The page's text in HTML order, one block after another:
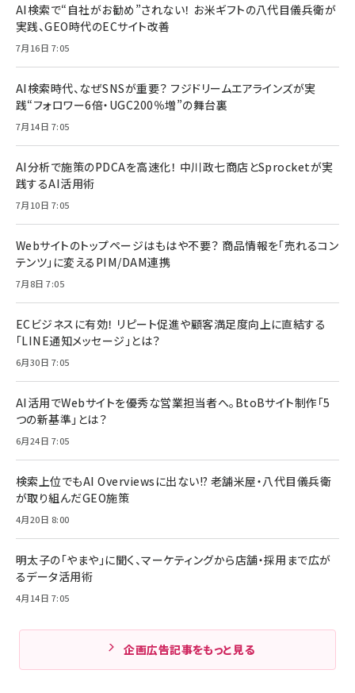
AI検索で“自社がお勧め”されない！ お米ギフトの八代目儀兵衛が
実践、GEO時代のECサイト改善
7月16日 7:05
AI検索時代、なぜSNSが重要？ フジドリームエアラインズが実
践“フォロワー6倍・UGC200％増”の舞台裏
7月14日 7:05
AI分析で施策のPDCAを高速化！ 中川政七商店とSprocketが実
践するAI活用術
7月10日 7:05
Webサイトのトップページはもはや不要？ 商品情報を「売れるコン
テンツ」に変えるPIM/DAM連携
7月8日 7:05
ECビジネスに有効！ リピート促進や顧客満足度向上に直結する
「LINE通知メッセージ」とは？
6月30日 7:05
AI活用でWebサイトを優秀な営業担当者へ。BtoBサイト制作「5
つの新基準」とは？
6月24日 7:05
検索上位でもAI Overviewsに出ない!? 老舗米屋・八代目儀兵衛
が取り組んだGEO施策
4月20日 8:00
明太子の「やまや」に聞く、マーケティングから店舗・採用まで広が
るデータ活用術
4月14日 7:05
企画広告記事をもっと見る